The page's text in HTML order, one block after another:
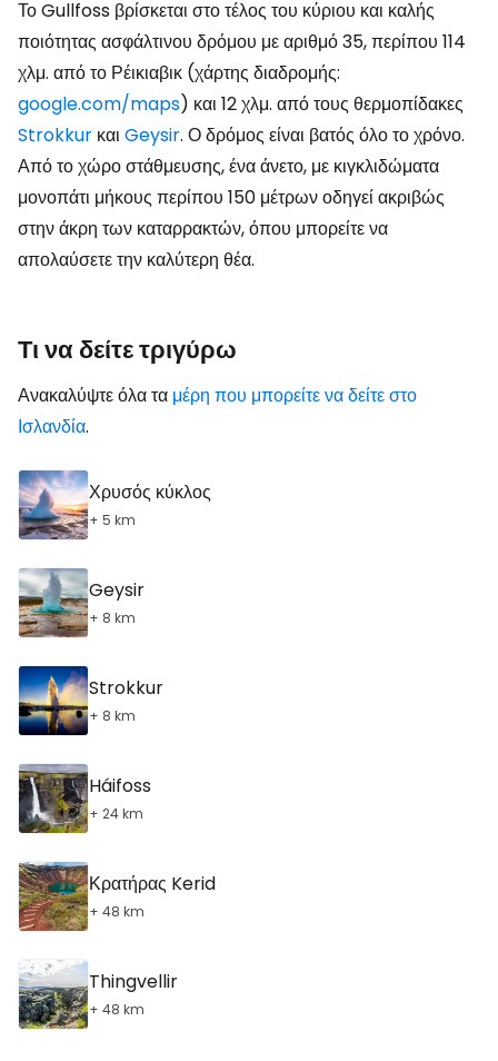
Το Gullfoss βρίσκεται στο τέλος του κύριου και καλής
ποιότητας ασφάλτινου δρόμου με αριθμό 35, περίπου 114
χλμ. από το Ρέικιαβικ (χάρτης διαδρομής:
google.com/maps) και 12 χλμ. από τους θερμοπίδακες
Strokkur και Geysir. Ο δρόμος είναι βατός όλο το χρόνο.
Από το χώρο στάθμευσης, ένα άνετο, με κιγκλιδώματα
μονοπάτι μήκους περίπου 150 μέτρων οδηγεί ακριβώς
στην άκρη των καταρρακτών, όπου μπορείτε να
απολαύσετε την καλύτερη θέα.
Τι να δείτε τριγύρω
Ανακαλύψτε όλα τα μέρη που μπορείτε να δείτε στο
Ισλανδία.
Χρυσός κύκλος
+ 5 km
Geysir
+ 8 km
Strokkur
+ 8 km
Háifoss
+ 24 km
Κρατήρας Kerid
+ 48 km
Thingvellir
+ 48 km